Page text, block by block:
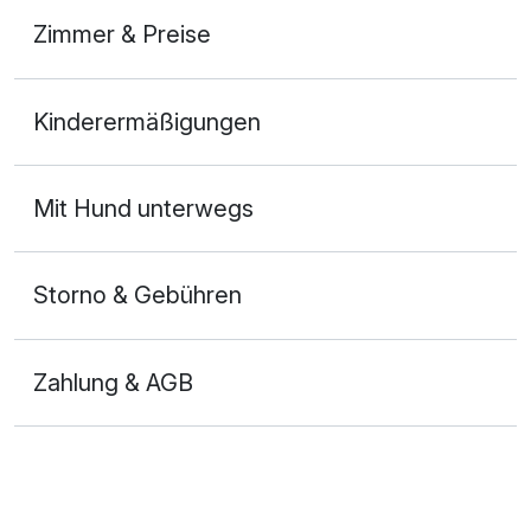
Zimmer & Preise
2 Erwachsene und 1 Kind
Kinderermäßigungen
Mit Hund unterwegs
Storno & Gebühren
Zahlung & AGB